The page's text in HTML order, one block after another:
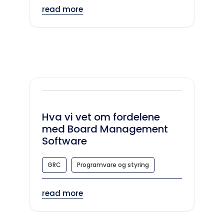
read more
Hva vi vet om fordelene
med Board Management
Software
GRC Programvare og styring
read more